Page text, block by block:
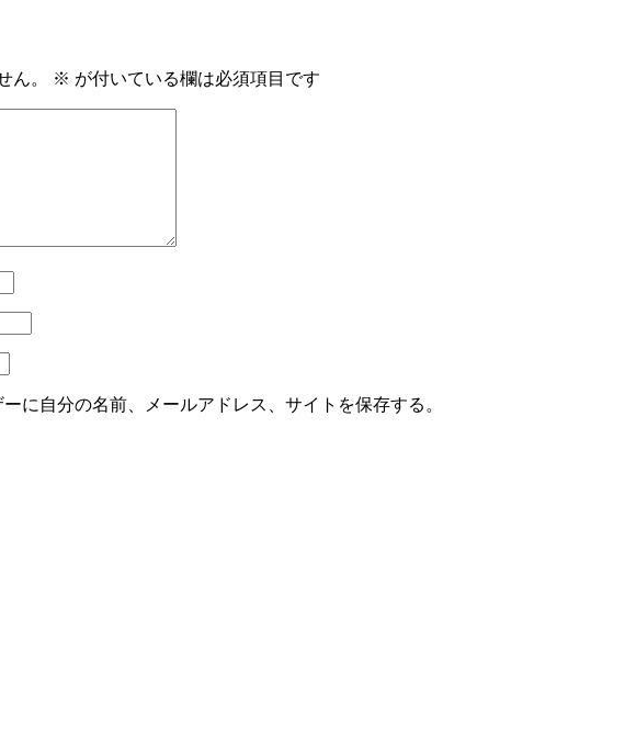
ん。 ※ が付いている欄は必須項目です
に自分の名前、メールアドレス、サイトを保存する。